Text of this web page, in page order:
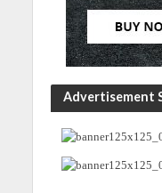
Advertisement